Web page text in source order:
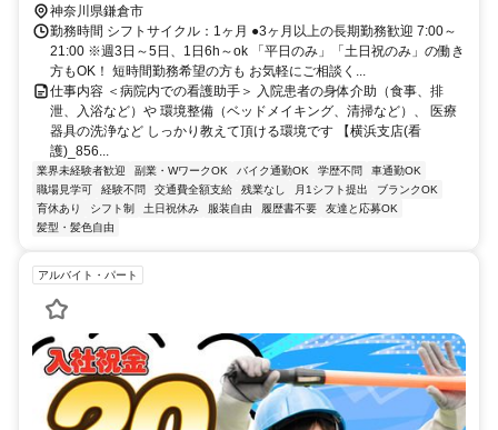
36分 車・バイク通勤OK（派遣先による）
神奈川県鎌倉市
勤務時間 シフトサイクル：1ヶ月 ●3ヶ月以上の長期勤務歓迎 7:00～
21:00 ※週3日～5日、1日6h～ok 「平日のみ」「土日祝のみ」の働き
方もOK！ 短時間勤務希望の方も お気軽にご相談く...
仕事内容 ＜病院内での看護助手＞ 入院患者の身体介助（食事、排
泄、入浴など）や 環境整備（ベッドメイキング、清掃など）、 医療
器具の洗浄など しっかり教えて頂ける環境です 【横浜支店(看
護)_856...
業界未経験者歓迎 副業・WワークOK バイク通勤OK 学歴不問
車通勤OK
職場見学可
経験不問 交通費全額支給 残業なし 月1シフト提出
ブランクOK
育休あり
シフト制 土日祝休み 服装自由 履歴書不要
友達と応募OK
髪型・髪色自由
アルバイト・パート